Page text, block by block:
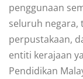
penggunaan
seluruh negara,
perpustakaan,
entiti kerajaan
Pendidikan